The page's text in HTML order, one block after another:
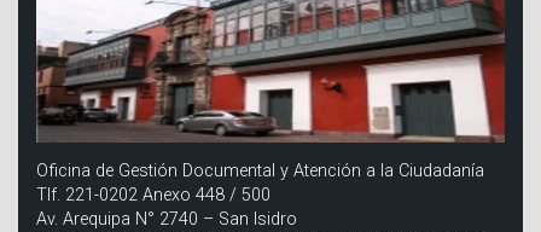
Oficina de Gestión Documental y Atención a la Ciudadanía
Tlf. 221-0202 Anexo 448 / 500
Av. Arequipa N° 2740 – San Isidro